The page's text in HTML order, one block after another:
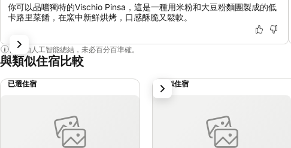
你可以品嚐獨特的Vischio Pinsa，這是一種用米粉和大豆粉麵團製成的低
卡路里菜餚，在窯中新鮮烘烤，口感酥脆又鬆軟。
內容由人工智能總結，未必百分百準確。
與類似住宿比較
已選住宿 類似住宿
下一步